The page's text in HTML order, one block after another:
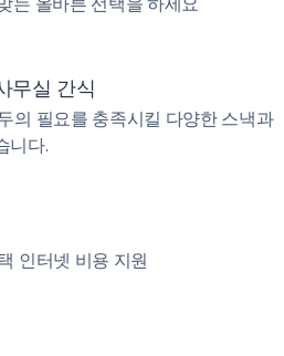
무실 간식
의 필요를 충족시킬 다양한 스낵과
니다.
인터넷 비용 지원